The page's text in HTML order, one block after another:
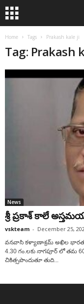
Home Tags Prakash kale ji
Tag: Prakash
News
శ్రీ ప్రకాశ్ కాలే
vskteam - December 25,
వనవాసి కళ్యాణాశ్రమ్ అఖిల భారత
4.30 గం.లకు నాగపూర్ లో తమ
చికిత్సపొందుతూ తుది...